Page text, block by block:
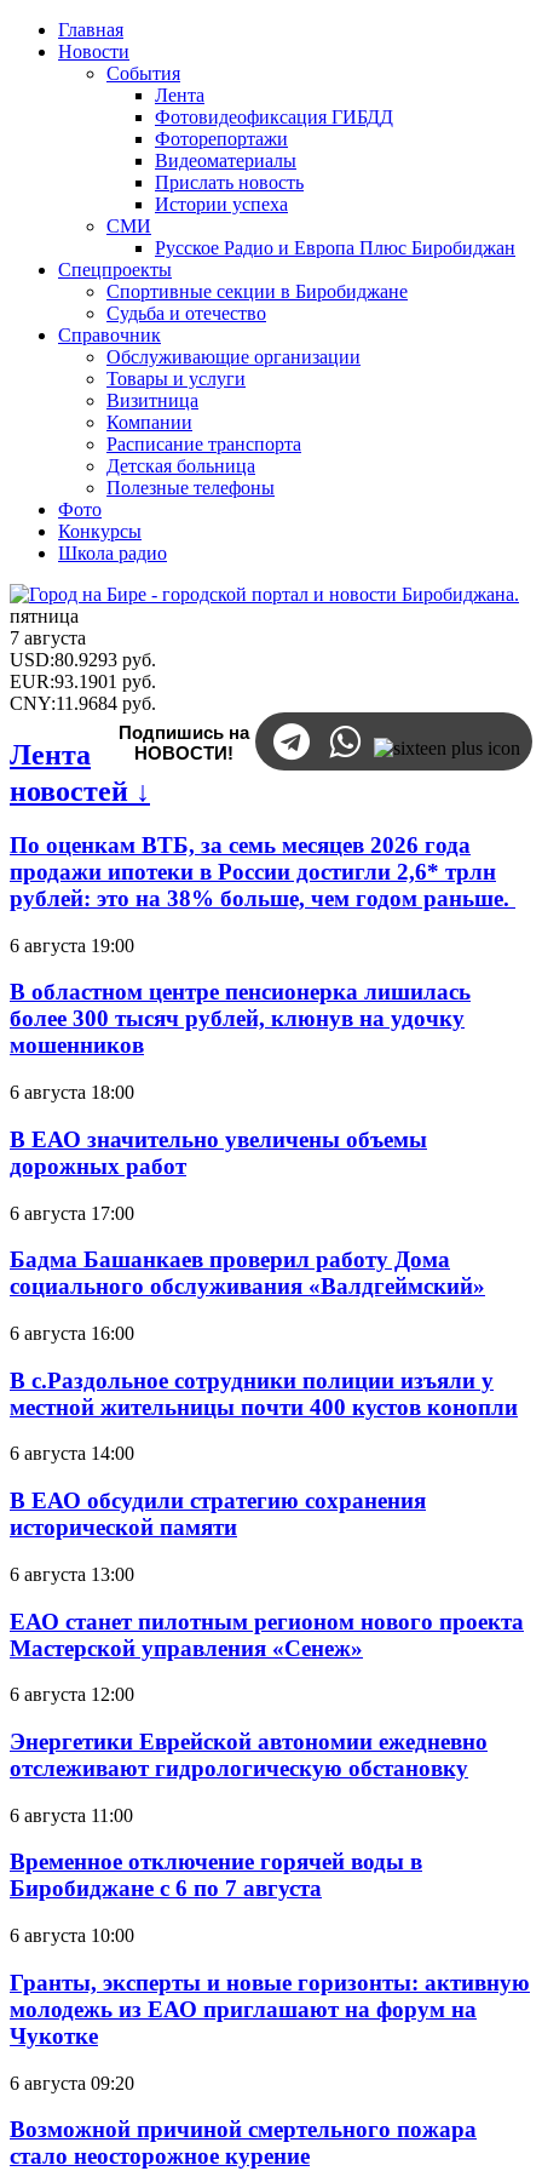
Главная
Новости
События
Лента
Фотовидеофиксация ГИБДД
Фоторепортажи
Видеоматериалы
Прислать новость
Истории успеха
СМИ
Русское Радио и Европа Плюс Биробиджан
Спецпроекты
Спортивные секции в Биробиджане
Судьба и отечество
Справочник
Обслуживающие организации
Товары и услуги
Визитница
Компании
Расписание транспорта
Детская больница
Полезные телефоны
Фото
Конкурсы
Школа радио
пятница
7 августа
USD:80.9293 руб.
EUR:93.1901 руб.
CNY:11.9684 руб.
Подпишись на
НОВОСТИ!
Лента
новостей ↓
По оценкам ВТБ, за семь месяцев 2026 года
продажи ипотеки в России достигли 2,6* трлн
рублей: это на 38% больше, чем годом раньше.
6 августа 19:00
В областном центре пенсионерка лишилась
более 300 тысяч рублей, клюнув на удочку
мошенников
6 августа 18:00
В ЕАО значительно увеличены объемы
дорожных работ
6 августа 17:00
Бадма Башанкаев проверил работу Дома
социального обслуживания «Валдгеймский»
6 августа 16:00
В с.Раздольное сотрудники полиции изъяли у
местной жительницы почти 400 кустов конопли
6 августа 14:00
В ЕАО обсудили стратегию сохранения
исторической памяти
6 августа 13:00
ЕАО станет пилотным регионом нового проекта
Мастерской управления «Сенеж»
6 августа 12:00
Энергетики Еврейской автономии ежедневно
отслеживают гидрологическую обстановку
6 августа 11:00
Временное отключение горячей воды в
Биробиджане с 6 по 7 августа
6 августа 10:00
Гранты, эксперты и новые горизонты: активную
молодежь из ЕАО приглашают на форум на
Чукотке
6 августа 09:20
Возможной причиной смертельного пожара
стало неосторожное курение